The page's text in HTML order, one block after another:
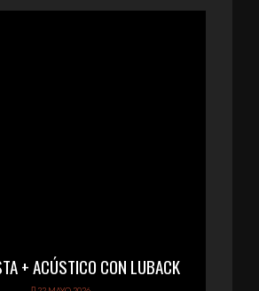
+ ACÚSTICO CON LUBACK